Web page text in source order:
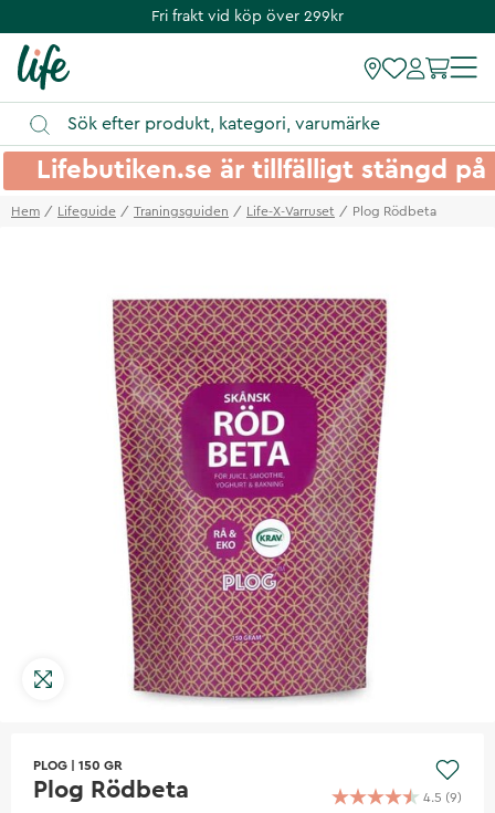
Fri frakt vid köp över 299kr
Lifebutiken.se är tillfälligt stängd
Hem Lifeguide Traningsguiden Life-X-Varruset Plog Rödbeta
PLOG 150 GR
Plog Rödbeta 4.5 (9)